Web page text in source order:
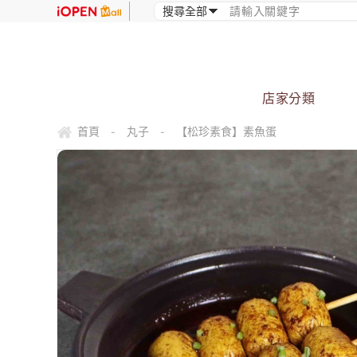
店家分類
首頁 - 丸子 - 【松珍素食】素魚蛋